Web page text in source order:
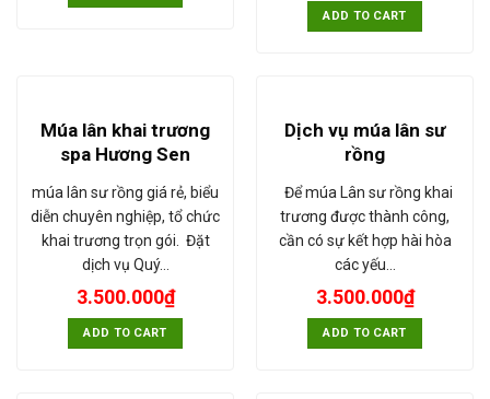
ADD TO CART
Múa lân khai trương
spa Hương Sen
múa lân sư rồng giá rẻ, biểu
diễn chuyên nghiệp, tổ chức
khai trương trọn gói. Đặt
dịch vụ Quý…
3.500.000₫
ADD TO CART
Dịch vụ múa lân sư
rồng
Để múa Lân sư rồng khai
trương được thành công,
cần có sự kết hợp hài hòa
các yếu…
3.500.000₫
ADD TO CART